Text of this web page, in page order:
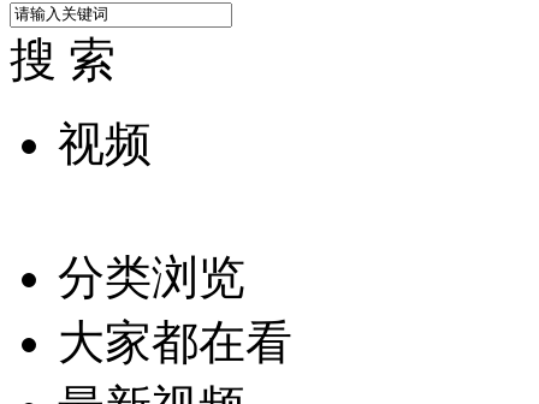
搜 索
视频
分类浏览
大家都在看